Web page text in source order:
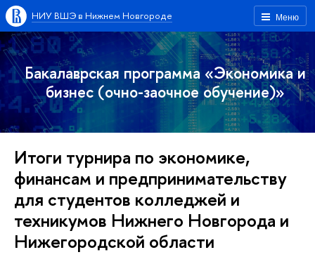
Меню
НИУ ВШЭ в Нижнем Новгороде
Бакалаврская программа «Экономика и
бизнес (очно-заочное обучение)»
Итоги турнира по экономике,
финансам и предпринимательству
для студентов колледжей и
техникумов Нижнего Новгорода и
Нижегородской области